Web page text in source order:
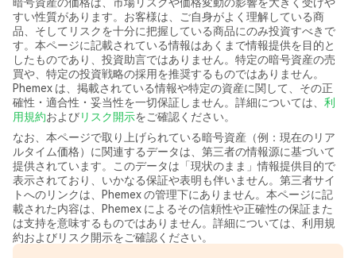
すい性質があります。お客様は、ご自身がよく理解している商
品、そしてリスクを十分に把握している商品にのみ投資すべきで
す。本ページに記載されている情報はあくまで情報提供を目的と
したものであり、投資助言ではありません。特定の暗号資産の売
買や、特定の投資戦略の採用を推奨するものではありません。
Phemex は、掲載されている情報や特定の資産に関して、その正
確性・適合性・妥当性を一切保証しません。詳細については、 利
用規約およびリスク開示をご確認ください。
なお、本ページで取り上げられている暗号資産（例：現在のリア
ルタイム価格）に関連するデータは、第三者の情報源に基づいて
提供されています。このデータは「現状のまま」情報提供目的で
表示されており、いかなる保証や表明も伴いません。第三者サイ
トへのリンクは、Phemex の管理下にありません。本ページに記
載された内容は、Phemex によるその信頼性や正確性の保証また
は支持を意味するものではありません。詳細については、利用規
約およびリスク開示をご確認ください。